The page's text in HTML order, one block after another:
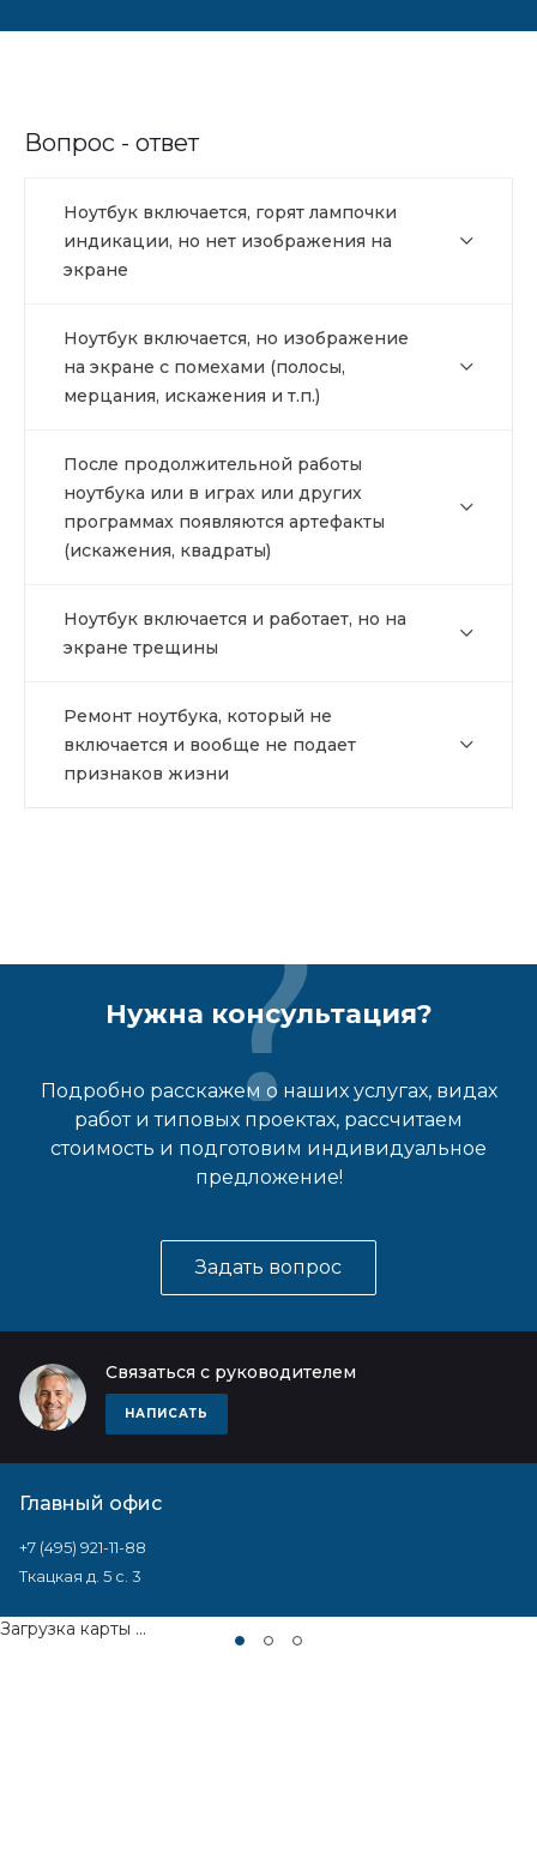
Вопрос - ответ
Ноутбук включается, горят лампочки
индикации, но нет изображения на
экране
Ноутбук включается, но изображение
на экране с помехами (полосы,
мерцания, искажения и т.п.)
После продолжительной работы
ноутбука или в играх или других
программах появляются артефакты
(искажения, квадраты)
Ноутбук включается и работает, но на
экране трещины
Ремонт ноутбука, который не
включается и вообще не подает
признаков жизни
Нужна консультация?
Подробно расскажем о наших услугах, видах
работ и типовых проектах, рассчитаем
стоимость и подготовим индивидуальное
предложение!
Задать вопрос
Связаться с руководителем
НАПИСАТЬ
Главный офис
+7 (495) 921-11-88
Ткацкая д. 5 с. 3
Загрузка карты ...